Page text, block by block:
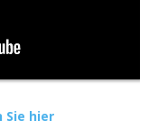
Sie hier